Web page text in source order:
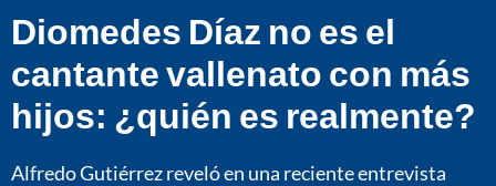
Diomedes Díaz no es el
cantante vallenato con más
hijos: ¿quién es realmente?
Alfredo Gutiérrez reveló en una reciente entrevista